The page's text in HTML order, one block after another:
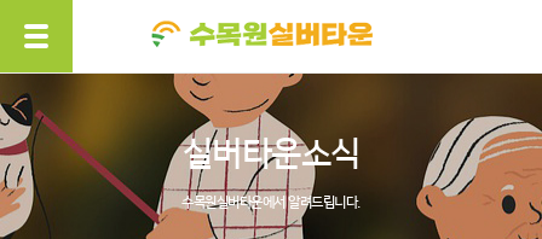
실버타운소식
수목원실버타운에서 알려드립니다.